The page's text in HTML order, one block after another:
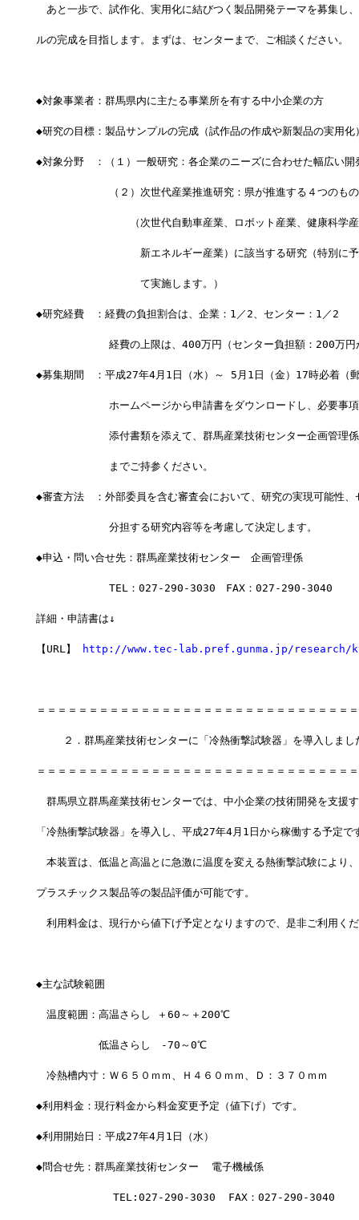
あと一歩で、試作化、実用化に結びつく製品開発テーマを募集し
ルの完成を目指します。まずは、センターまで、ご相談ください。
◆対象事業者：群馬県内に主たる事業所を有する中小企業の方
◆研究の目標：製品サンプルの完成（試作品の作成や新製品の実用化
◆対象分野　：（１）一般研究：各企業のニーズに合わせた幅広い開
（２）次世代産業推進研究：県が推進する４つのもの
（次世代自動車産業、ロボット産業、健康科学産
新エネルギー産業）に該当する研究（特別に予算
て実施します。）
◆研究経費　：経費の負担割合は、企業：1／2、センター：1／2
経費の上限は、400万円（センター負担額：200万円
◆募集期間　：平成27年4月1日（水）～ 5月1日（金）17時必着（
ホームページから申請書をダウンロードし、必要事項
添付書類を添えて、群馬産業技術センター企画管理係
までご持参ください。
◆審査方法　：外部委員を含む審査会において、研究の実現可能性、
分担する研究内容等を考慮して決定します。
◆申込・問い合せ先：群馬産業技術センター　企画管理係
TEL：027-290-3030　FAX：027-290-3040
詳細・申請書は↓
【URL】 http://www.tec-lab.pref.gunma.jp/research/
＝＝＝＝＝＝＝＝＝＝＝＝＝＝＝＝＝＝＝＝＝＝＝＝＝＝＝＝＝＝
２．群馬産業技術センターに「冷熱衝撃試験器」を導入しまし
＝＝＝＝＝＝＝＝＝＝＝＝＝＝＝＝＝＝＝＝＝＝＝＝＝＝＝＝＝＝
群馬県立群馬産業技術センターでは、中小企業の技術開発を支援
「冷熱衝撃試験器」を導入し、平成27年4月1日から稼働する予定で
本装置は、低温と高温とに急激に温度を変える熱衝撃試験により
プラスチックス製品等の製品評価が可能です。
利用料金は、現行から値下げ予定となりますので、是非ご利用く
◆主な試験範囲
温度範囲：高温さらし ＋60～＋200℃
低温さらし　-70～0℃
冷熱槽内寸：Ｗ６５０ｍｍ、Ｈ４６０ｍｍ、Ｄ：３７０ｍｍ
◆利用料金：現行料金から料金変更予定（値下げ）です。
◆利用開始日：平成27年4月1日（水）
◆問合せ先：群馬産業技術センター  電子機械係
            TEL:027-290-3030  FAX：027-290-3040